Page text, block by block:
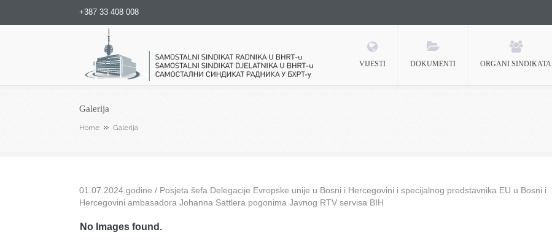
+387 33 408 008
Samostalni sindikat radnika u BHRT-u
VIJESTI DOKUMENTI ORGANI SINDIKATA
Galerija
Home Galerija
01.07.2024.godine / Posjeta šefa Delegacije Evropske unije u Bosni i Hercegovini i specijalnog predstavnika EU u Bosni i
Hercegovini ambasadora Johanna Sattlera pogonima Javnog RTV servisa BIH
No Images found.